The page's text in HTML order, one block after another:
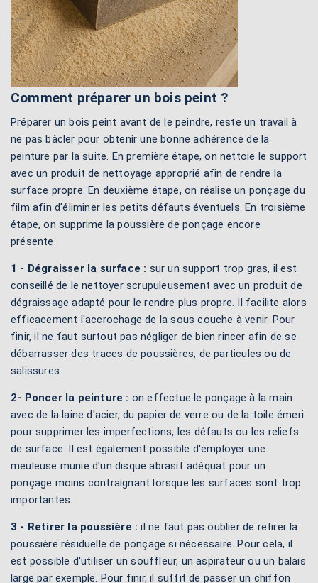
Comment préparer un bois peint ?
Préparer un bois peint avant de le peindre, reste un travail à
ne pas bâcler pour obtenir une bonne adhérence de la
peinture par la suite. En première étape, on nettoie le support
avec un produit de nettoyage approprié afin de rendre la
surface propre. En deuxième étape, on réalise un ponçage du
film afin d'éliminer les petits défauts éventuels. En troisième
étape, on supprime la poussière de ponçage encore
présente.
1 - Dégraisser la surface : sur un support trop gras, il est
conseillé de le nettoyer scrupuleusement avec un produit de
dégraissage adapté pour le rendre plus propre. Il facilite alors
efficacement l'accrochage de la sous couche à venir. Pour
finir, il ne faut surtout pas négliger de bien rincer afin de se
débarrasser des traces de poussières, de particules ou de
salissures.
2- Poncer la peinture : on effectue le ponçage à la main
avec de la laine d'acier, du papier de verre ou de la toile émeri
pour supprimer les imperfections, les défauts ou les reliefs
de surface. Il est également possible d'employer une
meuleuse munie d'un disque abrasif adéquat pour un
ponçage moins contraignant lorsque les surfaces sont trop
importantes.
3 - Retirer la poussière : il ne faut pas oublier de retirer la
poussière résiduelle de ponçage si nécessaire. Pour cela, il
est possible d'utiliser un souffleur, un aspirateur ou un balais
large par exemple. Pour finir, il suffit de passer un chiffon